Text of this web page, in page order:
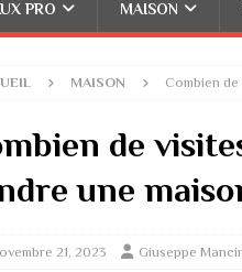
PRO MAISON
MAISON Combien
de
une
21, 2023 Giuseppe